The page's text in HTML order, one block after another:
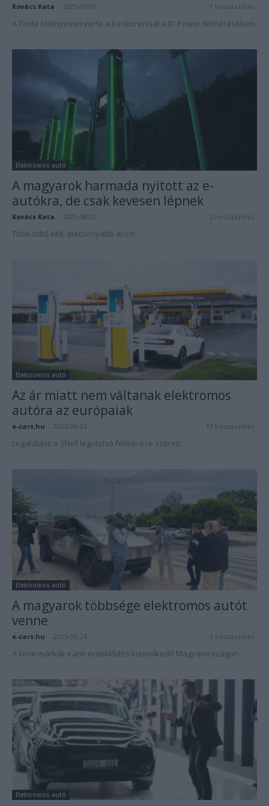
Kovács Kata 2025-09-06 1 hozzászólás
A Tesla fölényesen verte a konkurenciát a JD Power felmérésében.
Elektromos autó
A magyarok harmada nyitott az e-
autókra, de csak kevesen lépnek
Kovács Kata 2025-08-03 2 hozzászólás
Több töltő kell, alacsonyabb áron!
Elektromos autó
Az ár miatt nem váltanak elektromos
autóra az európaiak
e-cars.hu 2025-06-23 13 hozzászólás
Legalábbis a Shell legutolsó felmérése szerint.
Elektromos autó
A magyarok többsége elektromos autót
venne
e-cars.hu 2025-05-24 3 hozzászólás
A kínai márkák iránti érdeklődés kiemelkedő Magyarországon.
Elektromos autó